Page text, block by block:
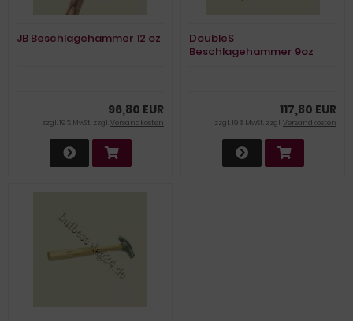
JB Beschlagehammer 12 oz
96,80 EUR
zzgl. 19 % MwSt. zzgl.Versandkosten
DoubleS
Beschlagehammer 9oz
117,80 EUR
zzgl. 19 % MwSt. zzgl.Versandkosten